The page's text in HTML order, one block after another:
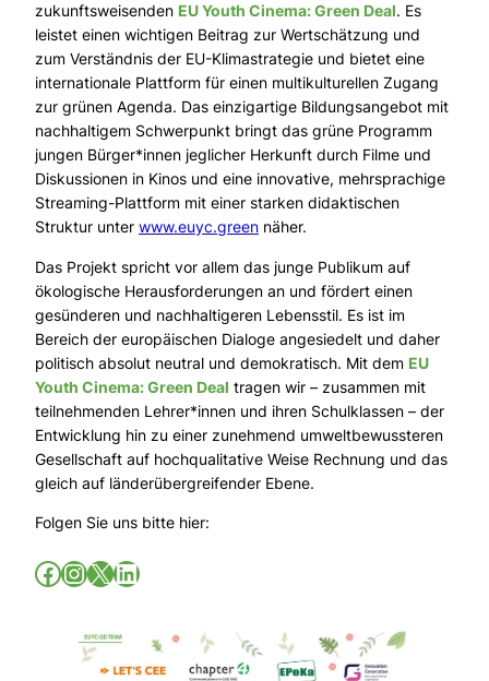
zukunftsweisenden EU Youth Cinema: Green Deal. Es
leistet einen wichtigen Beitrag zur Wertschätzung und
zum Verständnis der EU-Klimastrategie und bietet eine
internationale Plattform für einen multikulturellen Zugang
zur grünen Agenda. Das einzigartige Bildungsangebot mit
nachhaltigem Schwerpunkt bringt das grüne Programm
jungen Bürger*innen jeglicher Herkunft durch Filme und
Diskussionen in Kinos und eine innovative, mehrsprachige
Streaming-Plattform mit einer starken didaktischen
Struktur unter www.euyc.green näher.
Das Projekt spricht vor allem das junge Publikum auf
ökologische Herausforderungen an und fördert einen
gesünderen und nachhaltigeren Lebensstil. Es ist im
Bereich der europäischen Dialoge angesiedelt und daher
politisch absolut neutral und demokratisch. Mit dem EU
Youth Cinema: Green Deal tragen wir – zusammen mit
teilnehmenden Lehrer*innen und ihren Schulklassen – der
Entwicklung hin zu einer zunehmend umweltbewussteren
Gesellschaft auf hochqualitative Weise Rechnung und das
gleich auf länderübergreifender Ebene.
Folgen Sie uns bitte hier: